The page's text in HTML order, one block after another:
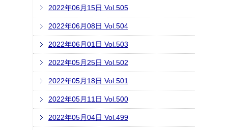
2022年06月15日 Vol.505
2022年06月08日 Vol.504
2022年06月01日 Vol.503
2022年05月25日 Vol.502
2022年05月18日 Vol.501
2022年05月11日 Vol.500
2022年05月04日 Vol.499